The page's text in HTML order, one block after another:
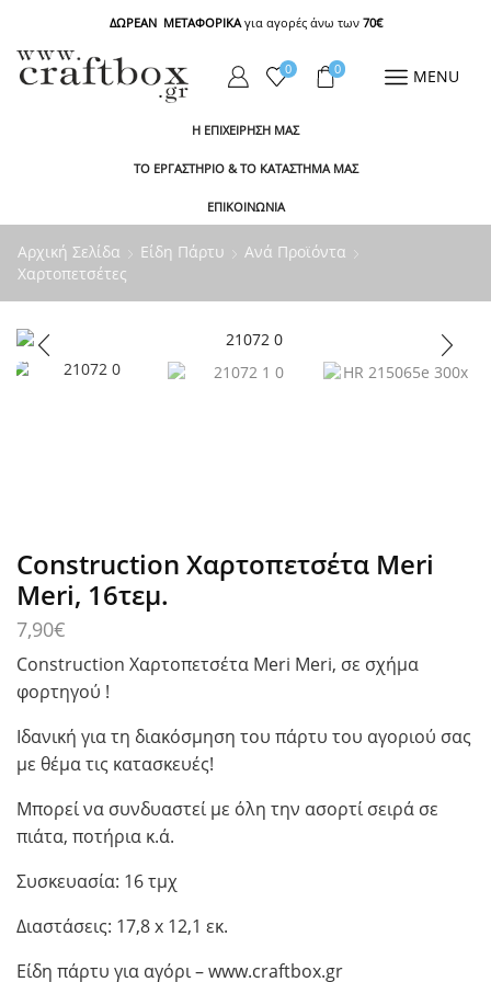
ΔΩΡΕΑΝ ΜΕΤΑΦΟΡΙΚΑγια αγορές άνω των 70€
0 0 MENU
Η ΕΠΙΧΕΙΡΗΣΗ ΜΑΣ
ΤΟ ΕΡΓΑΣΤΗΡΙΟ & ΤΟ ΚΑΤΑΣΤΗΜΑ ΜΑΣ
ΕΠΙΚΟΙΝΩΝΙΑ
Αρχική Σελίδα Είδη Πάρτυ
Ανά Προϊόντα
Χαρτοπετσέτες
Construction Χαρτοπετσέτα Meri
Meri, 16τεμ.
7,90€
Construction Χαρτοπετσέτα Meri Meri, σε σχήμα
φορτηγού !
Ιδανική για τη διακόσμηση του πάρτυ του αγοριού σας
με θέμα τις κατασκευές!
Μπορεί να συνδυαστεί με όλη την ασορτί σειρά σε
πιάτα, ποτήρια κ.ά.
Συσκευασία: 16 τμχ
Διαστάσεις: 17,8 x 12,1 εκ.
Είδη πάρτυ για αγόρι – www.craftbox.gr